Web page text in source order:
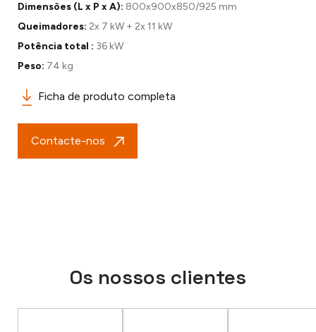
Dimensões (L x P x A): 800x900x850/925 mm
Queimadores: 2x 7 kW + 2x 11 kW
Potência total : 36 kW
Peso: 74 kg
Ficha de produto completa
Contacte-nos
Os nossos clientes